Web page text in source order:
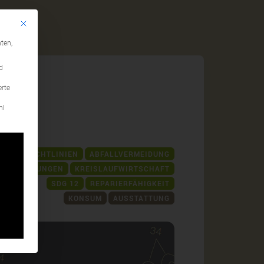
ABFALLVERMEIDUNG
KREISLAUFWIRTSCHAFT
REPARIERFÄHIGKEIT
SDG 12
AUSSTATTUNG
KONSUM
Mit diesem Button wird der Dialog geschlossen. Seine Funktionalität ist